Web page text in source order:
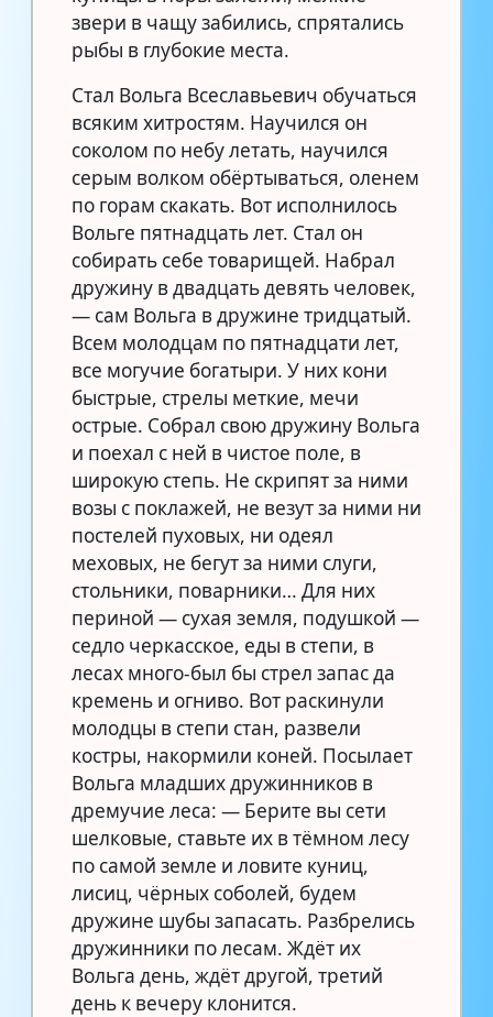
звери в чащу забились, спрятались
рыбы в глубокие места.
Стал Вольга Всеславьевич обучаться
всяким хитростям. Научился он
соколом по небу летать, научился
серым волком обёртываться, оленем
по горам скакать. Вот исполнилось
Вольге пятнадцать лет. Стал он
собирать себе товарищей. Набрал
дружину в двадцать девять человек,
— сам Вольга в дружине тридцатый.
Всем молодцам по пятнадцати лет,
все могучие богатыри. У них кони
быстрые, стрелы меткие, мечи
острые. Собрал свою дружину Вольга
и поехал с ней в чистое поле, в
широкую степь. Не скрипят за ними
возы с поклажей, не везут за ними ни
постелей пуховых, ни одеял
меховых, не бегут за ними слуги,
стольники, поварники… Для них
периной — сухая земля, подушкой —
седло черкасское, еды в степи, в
лесах много-был бы стрел запас да
кремень и огниво. Вот раскинули
молодцы в степи стан, развели
костры, накормили коней. Посылает
Вольга младших дружинников в
дремучие леса: — Берите вы сети
шелковые, ставьте их в тёмном лесу
по самой земле и ловите куниц,
лисиц, чёрных соболей, будем
дружине шубы запасать. Разбрелись
дружинники по лесам. Ждёт их
Вольга день, ждёт другой, третий
день к вечеру клонится.